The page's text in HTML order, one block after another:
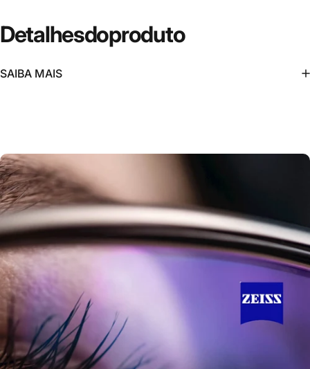
Detalhesdoproduto
SAIBA MAIS